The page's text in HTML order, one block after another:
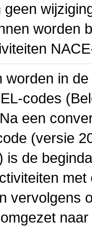
worden
worden in
codes
een
(versie
is de
vervolgens